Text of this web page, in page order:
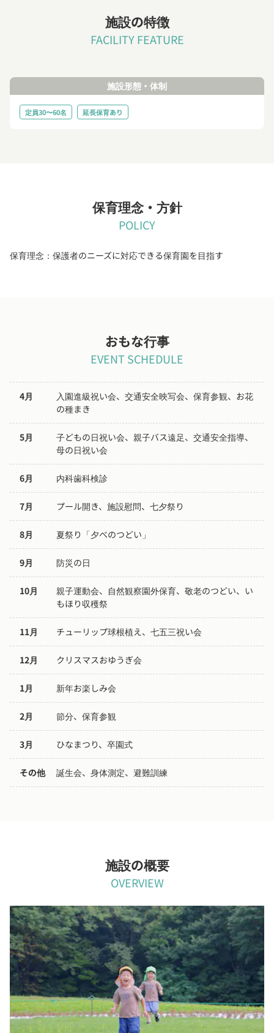
施設の特徴
FACILITY FEATURE
施設形態・体制
定員30〜60名 延長保育あり
保育理念・方針
POLICY
保育理念：​保護者のニーズに対応できる保育園を目指す
おもな行事
EVENT SCHEDULE
4月
入園進級祝い会、交通安全映写会、保育参観、お花
の種まき
5月
子どもの日祝い会、親子バス遠足、交通安全指導、
母の日祝い会
6月 内科歯科検診
7月 プール開き、施設慰問、七夕祭り
8月 夏祭り「夕べのつどい」
9月 防災の日
10月
親子運動会、自然観察園外保育、敬老のつどい、い
もほり収穫祭
11月 チューリップ球根植え、七五三祝い会
12月 クリスマスおゆうぎ会
1月 新年お楽しみ会
2月 節分、保育参観
3月 ひなまつり、卒園式
その他 誕生会、身体測定、避難訓練
施設の概要
OVERVIEW